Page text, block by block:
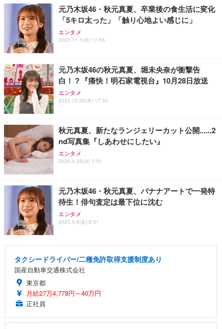
元乃木坂46・秋元真夏、卒業後の食生活に変化
「5キロ太った」「触り心地よい感じに」
エンタメ
2023.11.1(水) 17:56
元乃木坂46の秋元真夏、堀未央奈が衝撃告
白！？『痛快！明石家電視台』10月28日放送
エンタメ
2023.10.26(木) 17:32
秋元真夏、新たなランジェリーカット公開......2
nd写真集『しあわせにしたい』
エンタメ
2020.3.25(水) 7:51
元乃木坂46・秋元真夏、バナナアートで一発特
待生！俳句査定は最下位に沈む
エンタメ
2023.9.8(金) 8:31
タクシードライバー/二種免許取得支援制度あり
国産自動車交通株式会社
東京都
月給27万4,778円～40万円
正社員